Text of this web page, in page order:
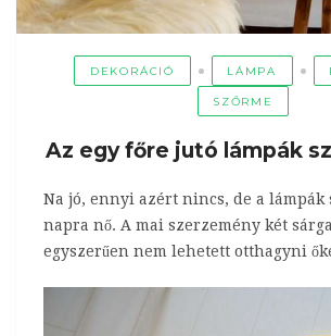
DEKORÁCIÓ LÁMPA
SZŐRME
Az egy főre jutó lámpák
Na jó, ennyi azért nincs, de a lámpák
napra nő. A mai szerzemény két
egyszerűen nem lehetett otthagyni